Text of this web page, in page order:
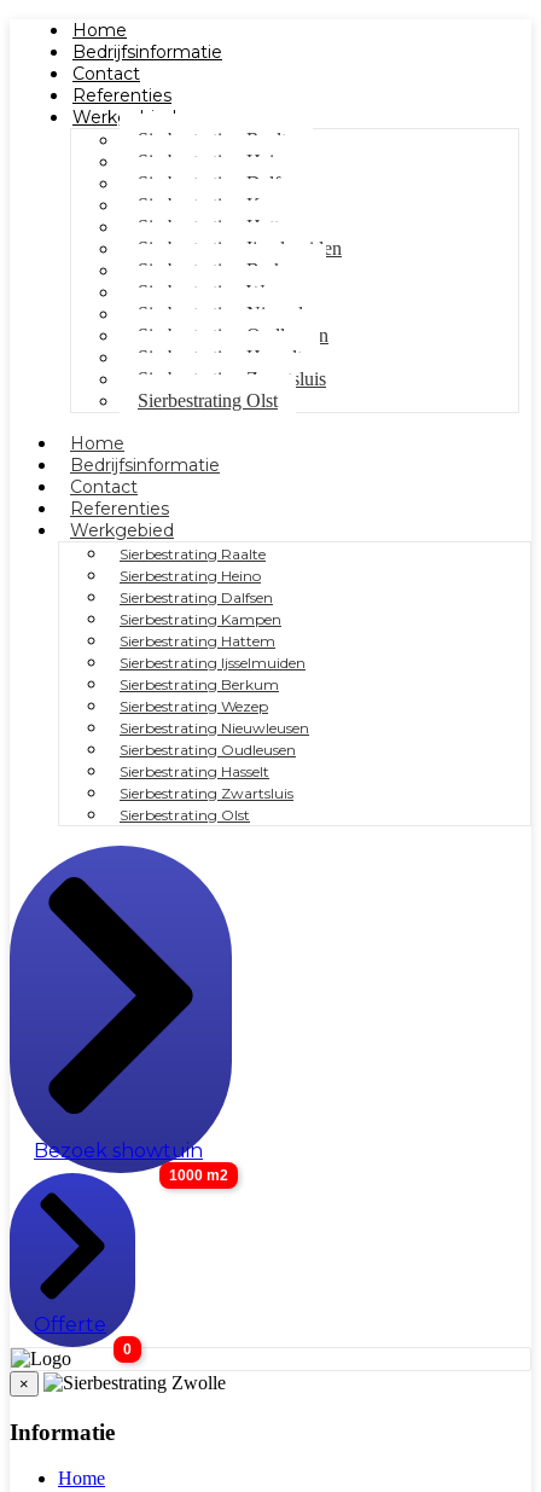
Home
Bedrijfsinformatie
Contact
Referenties
Werkgebied
Sierbestrating Raalte
Sierbestrating Heino
Sierbestrating Dalfsen
Sierbestrating Kampen
Sierbestrating Hattem
Sierbestrating Ijsselmuiden
Sierbestrating Berkum
Sierbestrating Wezep
Sierbestrating Nieuwleusen
Sierbestrating Oudleusen
Sierbestrating Hasselt
Sierbestrating Zwartsluis
Sierbestrating Olst
Home
Bedrijfsinformatie
Contact
Referenties
Werkgebied
Sierbestrating Raalte
Sierbestrating Heino
Sierbestrating Dalfsen
Sierbestrating Kampen
Sierbestrating Hattem
Sierbestrating Ijsselmuiden
Sierbestrating Berkum
Sierbestrating Wezep
Sierbestrating Nieuwleusen
Sierbestrating Oudleusen
Sierbestrating Hasselt
Sierbestrating Zwartsluis
Sierbestrating Olst
Bezoek showtuin
1000 m2
Offerte
0
×
Informatie
Home